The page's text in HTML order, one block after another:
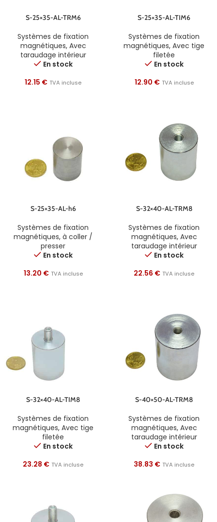
S-25×35-AL-TRM6
Systèmes de fixation
magnétiques, Avec
taraudage intérieur
En stock
12.15 € TVA incluse
S-25×35-AL-TIM6
Systèmes de fixation
magnétiques, Avec tige
filetée
En stock
12.90 € TVA incluse
S-25×35-AL-h6
Systèmes de fixation
magnétiques, à coller /
presser
En stock
13.20 € TVA incluse
S-32×40-AL-TRM8
Systèmes de fixation
magnétiques, Avec
taraudage intérieur
En stock
22.56 € TVA incluse
S-32×40-AL-TIM8
Systèmes de fixation
magnétiques, Avec tige
filetée
En stock
23.28 € TVA incluse
S-40×50-AL-TRM8
Systèmes de fixation
magnétiques, Avec
taraudage intérieur
En stock
38.83 € TVA incluse